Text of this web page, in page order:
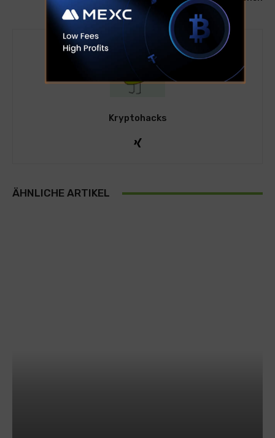
Kryptohacks
ÄHNLICHE ARTIKEL